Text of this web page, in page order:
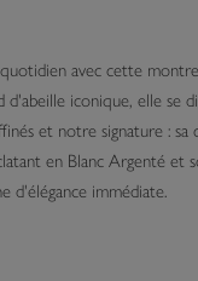
avec cette
iconique, elle se
et notre signature :
en Blanc Argenté et
d'élégance immédiate.